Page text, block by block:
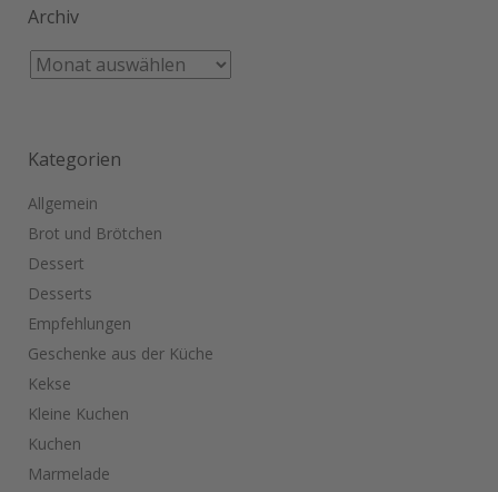
Archiv
Kategorien
Allgemein
Brot und Brötchen
Dessert
Desserts
Empfehlungen
Geschenke aus der Küche
Kekse
Kleine Kuchen
Kuchen
Marmelade